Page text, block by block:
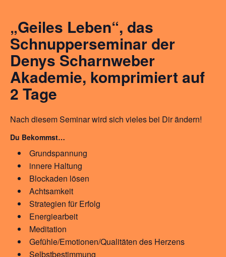
„Geiles Leben“, das
Schnupperseminar der
Denys Scharnweber
Akademie, komprimiert auf
2 Tage
Nach diesem Seminar wird sich vieles bei Dir ändern!
Du Bekommst…
Grundspannung
innere Haltung
Blockaden lösen
Achtsamkeit
Strategien für Erfolg
Energiearbeit
Meditation
Gefühle/Emotionen/Qualitäten des Herzens
Selbstbestimmung